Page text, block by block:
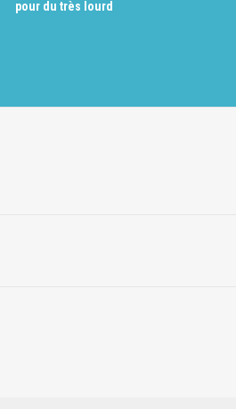
pour du très lourd